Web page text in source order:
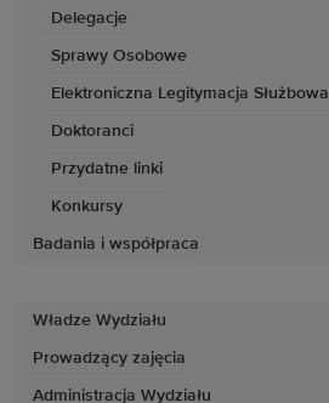
Delegacje
Sprawy Osobowe
Elektroniczna Legitymacja Służbowa
Doktoranci
Przydatne linki
Konkursy
Badania i współpraca
Władze Wydziału
Prowadzący zajęcia
Administracja Wydziału